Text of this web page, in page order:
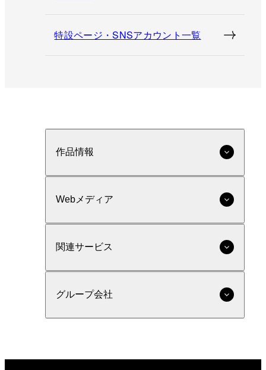
特設ページ・SNSアカウント一覧
作品情報
Webメディア
関連サービス
グループ会社